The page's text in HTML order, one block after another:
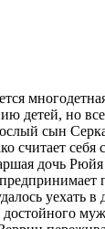
детей, но
сын
считает себя
дочь Рюйя
уехать в